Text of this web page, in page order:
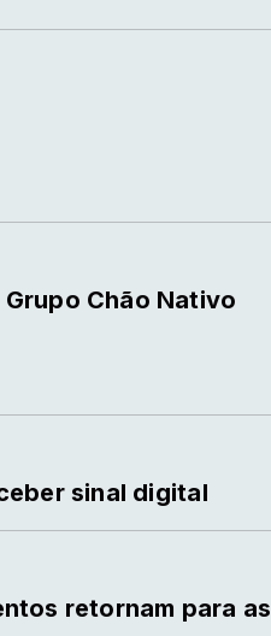
Chão Nativo
sinal digital
retornam para as